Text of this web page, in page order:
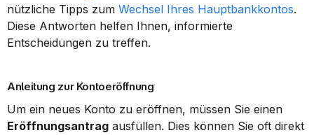
nützliche Tipps zum Wechsel Ihres Hauptbankkontos.
Diese Antworten helfen Ihnen, informierte
Entscheidungen zu treffen.
Anleitung zur Kontoeröffnung
Eröffnungsantrag ausfüllen. Dies können Sie oft direkt